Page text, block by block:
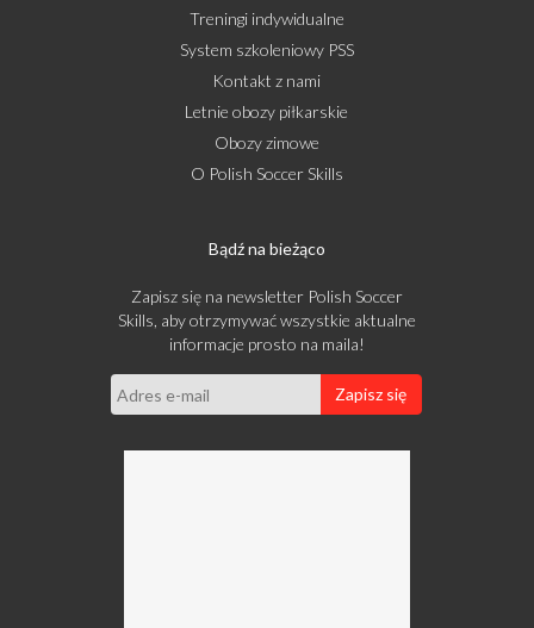
Treningi indywidualne
System szkoleniowy PSS
Kontakt z nami
Letnie obozy piłkarskie
Obozy zimowe
O Polish Soccer Skills
Bądź na bieżąco
Zapisz się na newsletter Polish Soccer
Skills, aby otrzymywać wszystkie aktualne
informacje prosto na maila!
Zapisz się